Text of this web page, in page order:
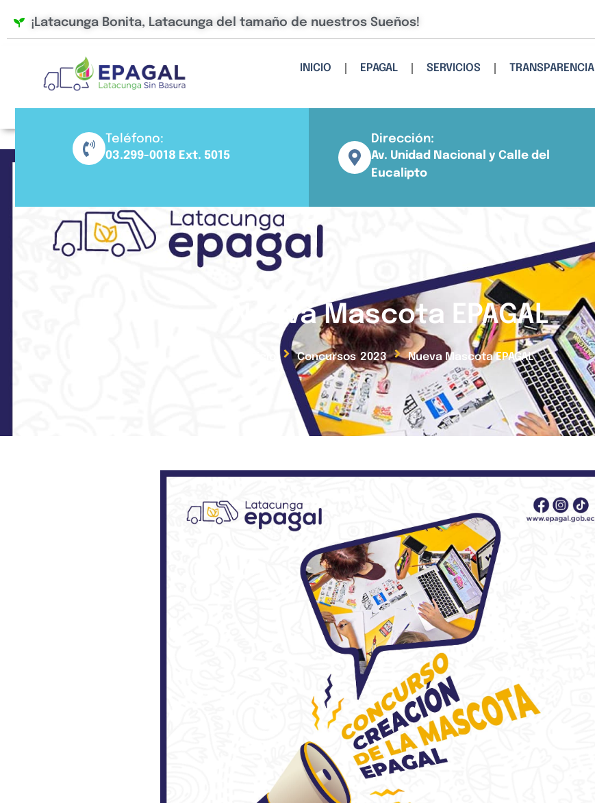
¡Latacunga Bonita, Latacunga del tamaño de nuestros Sueños!
INICIO EPAGAL SERVICIOS TRANSPARENCIA
Teléfono:
03.299-0018 Ext. 5015
Dirección:
Av. Unidad Nacional y Calle del
Eucalipto
Nueva Mascota EPAGAL
Concursos 2023 Nueva Mascota EPAGAL